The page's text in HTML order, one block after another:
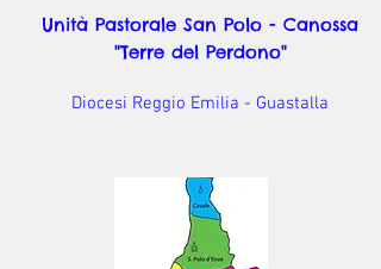
Unità Pastorale San Polo - Canossa
"Terre del Perdono"
Diocesi Reggio Emilia - Guastalla